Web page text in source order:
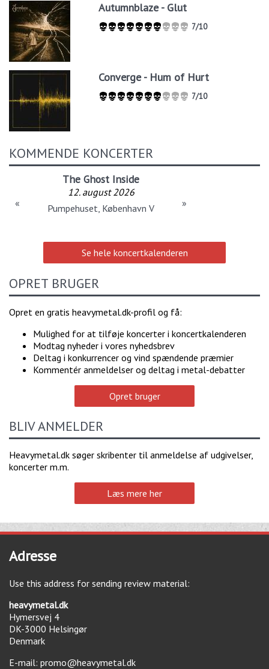
Autumnblaze - Glut
7/10
Converge - Hum of Hurt
7/10
KOMMENDE KONCERTER
The Ghost Inside
12. august 2026
Pumpehuset, København V
« »
Se hele koncertkalenderen
OPRET BRUGER
Opret en gratis heavymetal.dk-profil og få:
Mulighed for at tilføje koncerter i koncertkalenderen
Modtag nyheder i vores nyhedsbrev
Deltag i konkurrencer og vind spændende præmier
Kommentér anmeldelser og deltag i metal-debatter
Opret bruger
BLIV ANMELDER
Heavymetal.dk søger skribenter til anmeldelse af udgivelser,
koncerter m.m.
Læs mere her
Adresse
Use this address for sending review material:
heavymetal.dk
Hymersvej 4
DK-3000 Helsingør
Denmark
E-mail: promo@heavymetal.dk